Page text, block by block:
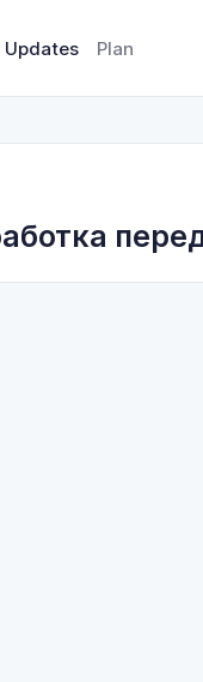
Updates Plan